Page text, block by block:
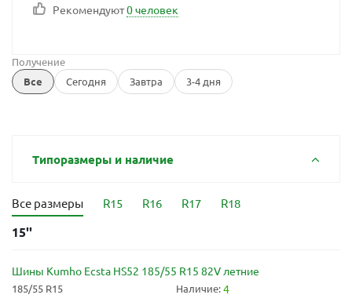
Рекомендуют0 человек
Получение
Все
Сегодня Завтра 3-4 дня
Типоразмеры и наличие
Все размеры R15 R16 R17 R18
15''
Шины Kumho Ecsta HS52 185/55 R15 82V летние
185/55 R15 Наличие:4